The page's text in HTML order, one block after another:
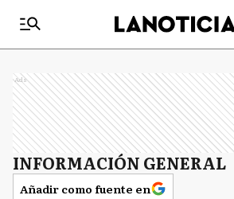
Ads
INFORMACIÓN GENERAL
Añadir como fuente en